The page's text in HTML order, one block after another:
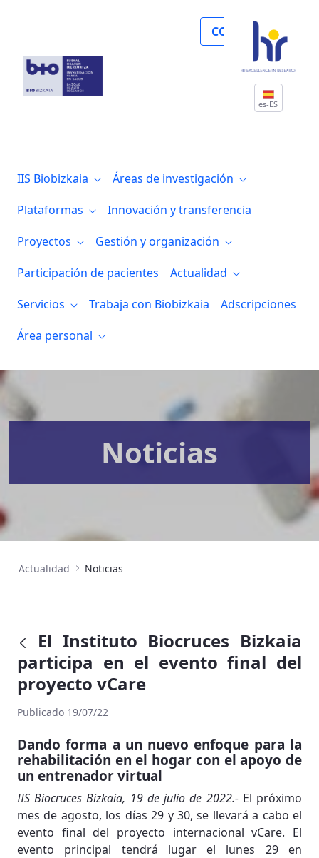
COLABORA
es-ES
IIS Biobizkaia
Áreas de investigación
Plataformas
Innovación y transferencia
Proyectos
Gestión y organización
Participación de pacientes
Actualidad
Servicios
Trabaja con Biobizkaia
Adscripciones
Área personal
Noticias
Actualidad Noticias
El Instituto Biocruces Bizkaia
participa en el evento final del
proyecto vCare
Publicado 19/07/22
Dando forma a un nuevo enfoque para la
rehabilitación en el hogar con el apoyo de
un entrenador virtual
IIS Biocruces Bizkaia, 19 de julio de 2022.- El próximo
mes de agosto, los días 29 y 30, se llevará a cabo el
evento final del proyecto internacional vCare. El
evento principal tendrá lugar el lunes 29 en